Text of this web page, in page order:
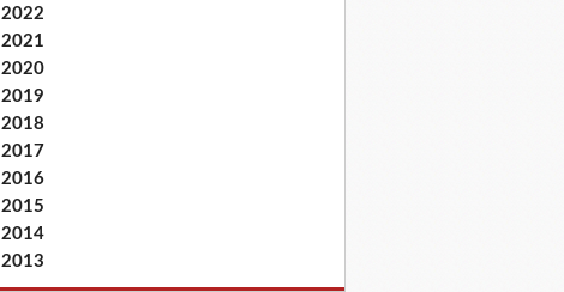
2022
2021
2020
2019
2018
2017
2016
2015
2014
2013